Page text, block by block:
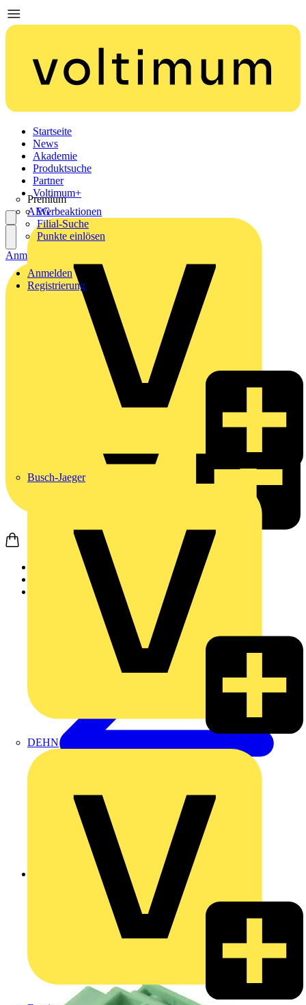
Startseite
News
Akademie
Produktsuche
Partner
Premium
AEG
Busch-Jaeger
DEHN
Voltimum+
Werbeaktionen
Filial-Suche
Punkte einlösen
Anmelden
Registrierung
Anmelden
Zurück zu Produkte